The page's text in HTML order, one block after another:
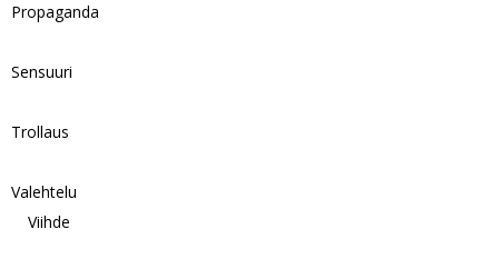
Propaganda
Sensuuri
Trollaus
Valehtelu
Viihde